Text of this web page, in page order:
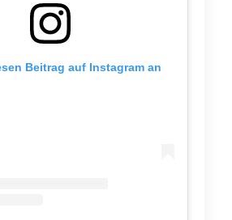
Beitrag auf Instagram an